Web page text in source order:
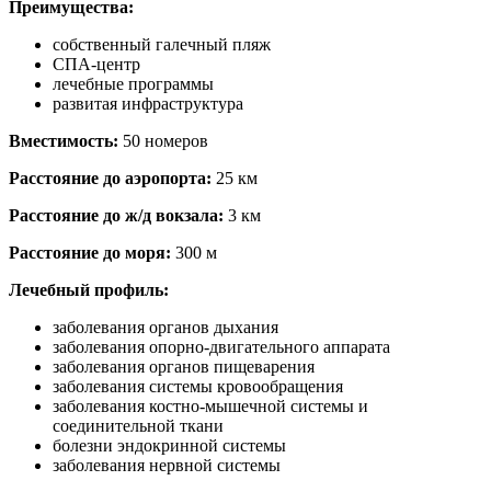
Преимущества:
собственный галечный пляж
СПА-центр
лечебные программы
развитая инфраструктура
Вместимость: 50 номеров
Расстояние до аэропорта: 25 км
Расстояние до ж/д вокзала: 3 км
Расстояние до моря: 300 м
Лечебный профиль:
заболевания органов дыхания
заболевания опорно-двигательного аппарата
заболевания органов пищеварения
заболевания системы кровообращения
заболевания костно-мышечной системы и
соединительной ткани
болезни эндокринной системы
заболевания нервной системы